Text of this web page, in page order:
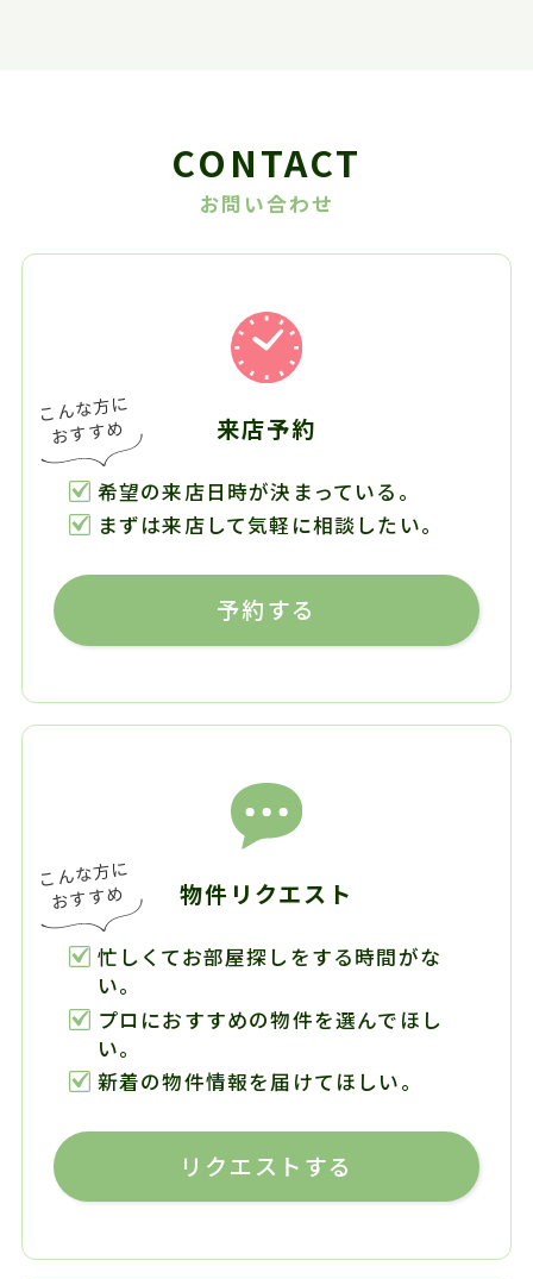
CONTACT
お問い合わせ
来店予約
希望の来店日時が決まっている。
まずは来店して気軽に相談したい。
予約する
物件リクエスト
忙しくてお部屋探しをする時間がな
い。
プロにおすすめの物件を選んでほし
い。
新着の物件情報を届けてほしい。
リクエストする